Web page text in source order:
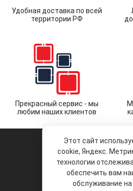
Удобная доставка по всей
территории РФ
Прекрасный сервис - мы
любим наших клиентов
© 2026 «Liberty
Аксессуары и
Этот сайт
cookie, Яндекс.
технологии
обеспечить вам
обслуживание на